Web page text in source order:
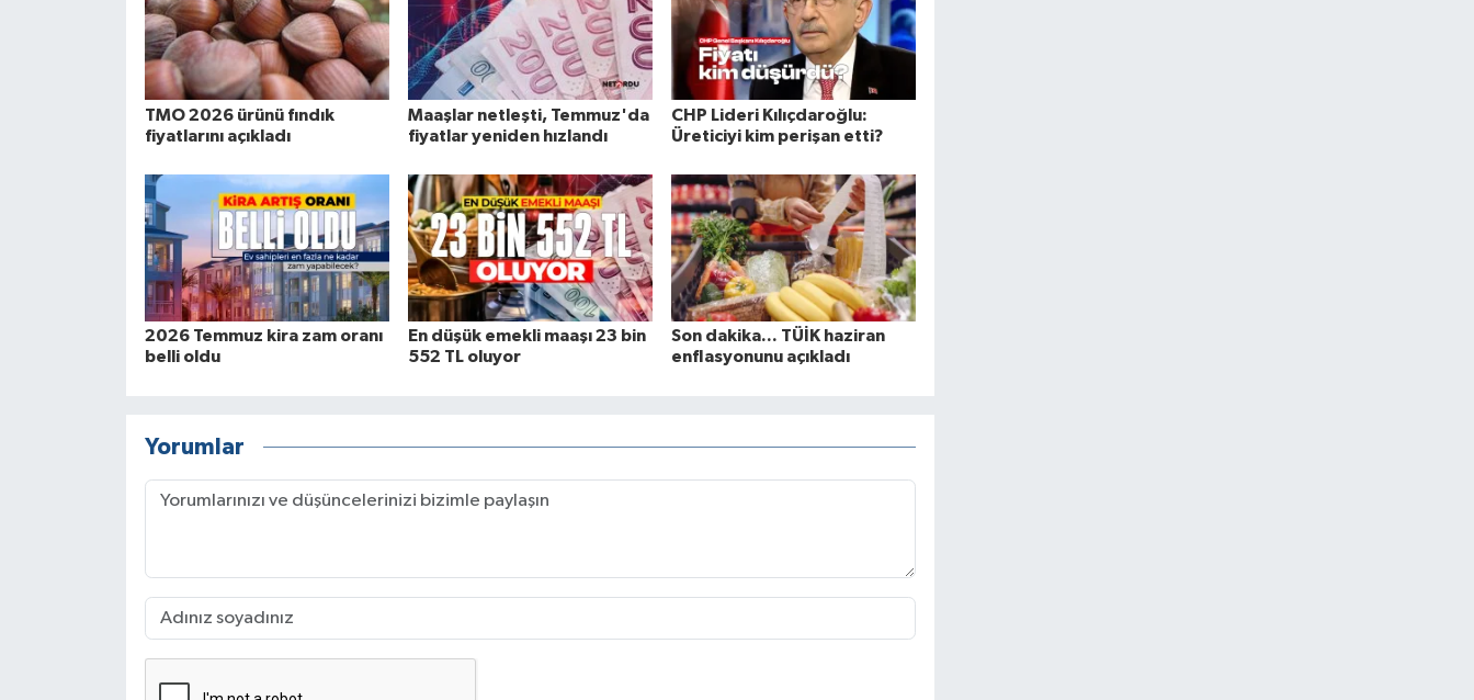
TMO 2026 ürünü fındık
fiyatlarını açıkladı
Maaşlar netleşti, Temmuz'da
fiyatlar yeniden hızlandı
CHP Lideri Kılıçdaroğlu:
Üreticiyi kim perişan etti?
2026 Temmuz kira zam oranı
belli oldu
En düşük emekli maaşı 23 bin
552 TL oluyor
Son dakika... TÜİK haziran
enflasyonunu açıkladı
Yorumlar